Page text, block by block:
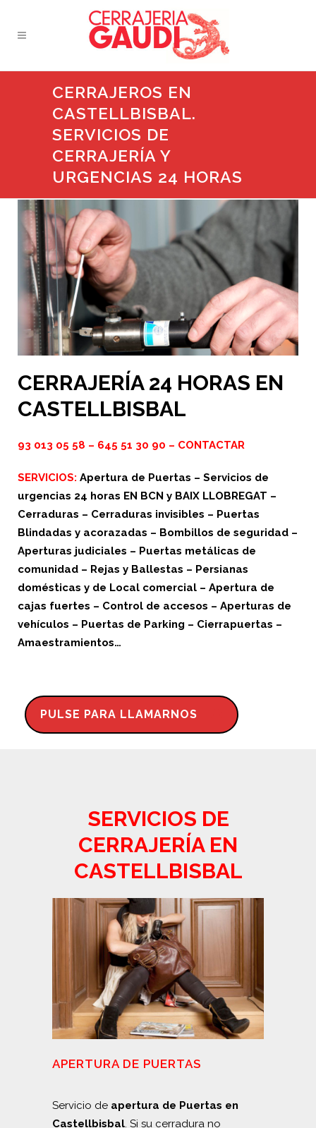
CERRAJEROS EN
CASTELLBISBAL.
SERVICIOS DE
CERRAJERÍA Y
URGENCIAS 24 HORAS
CERRAJERÍA 24 HORAS EN
CASTELLBISBAL
93 013 05 58 – 645 51 30 90 – CONTACTAR
SERVICIOS: Apertura de Puertas – Servicios de
urgencias 24 horas EN BCN y BAIX LLOBREGAT –
Cerraduras – Cerraduras invisibles – Puertas
Blindadas y acorazadas – Bombillos de seguridad –
Aperturas judiciales – Puertas metálicas de
comunidad – Rejas y Ballestas – Persianas
domésticas y de Local comercial – Apertura de
cajas fuertes – Control de accesos – Aperturas de
vehículos – Puertas de Parking – Cierrapuertas –
Amaestramientos…
PULSE PARA LLAMARNOS
SERVICIOS DE
CERRAJERÍA EN
CASTELLBISBAL
APERTURA DE PUERTAS
Servicio de apertura de Puertas en
Castellbisbal. Si su cerradura no